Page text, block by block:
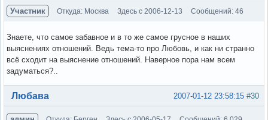
Участник Откуда: Москва Здесь с 2006-12-13 Сообщений: 46
Знаете, что самое забавное и в то же самое грусное в наших
выяснениях отношений. Ведь тема-то про Любовь, и как ни странно
всё сходит на выяснение отношений. Наверное пора нам всем
задуматься?..
Вне форума #30
2007-01-12 23:58:15
Любава